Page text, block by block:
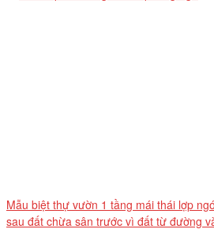
Mẫu biệt thự vườn 1 tầng mái thái lợp
sau đất chừa sân trước vì đất từ đường